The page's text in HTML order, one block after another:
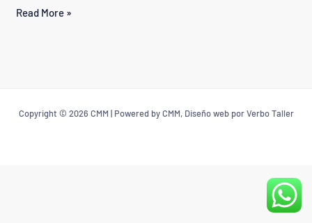
Read More »
Copyright © 2026 CMM | Powered by CMM, Diseño web por Verbo Taller